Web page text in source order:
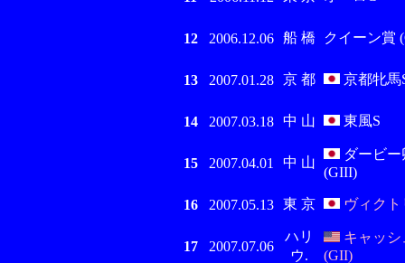
12 2006.12.06 船 橋 クイーン賞
13 2007.01.28 京 都 京都牝馬
14 2007.03.18 中 山 東風S
15 2007.04.01 中 山
ダービ
(GIII)
16 2007.05.13 東 京 ヴィクト
17 2007.07.06
ハリ
ウ.
キャッ
(GII)